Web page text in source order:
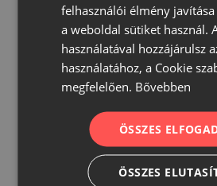
felhasználói élmény
a weboldal sütiket használ.
használatával hozzájárulsz
használatához, a Cookie
megfelelően. Bővebben
ÖSSZES
ÖSSZES